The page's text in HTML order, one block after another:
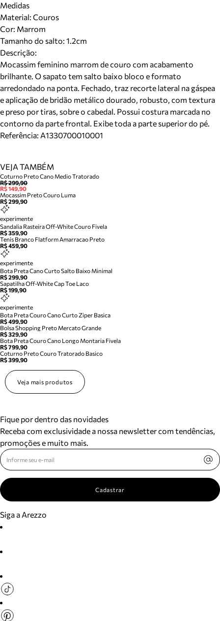
Medidas
Material: Couros
Cor: Marrom
Tamanho do salto: 1.2cm
Descrição:
Mocassim feminino marrom de couro com acabamento
brilhante. O sapato tem salto baixo bloco e formato
arredondado na ponta. Fechado, traz recorte lateral na gáspea
e aplicação de bridão metálico dourado, robusto, com textura
e preso por tiras, sobre o cabedal. Possui costura marcada no
contorno da parte frontal. Exibe toda a parte superior do pé.
Referência: A1330700010001
VEJA TAMBÉM
Coturno Preto Cano Medio Tratorado
R$ 299,90
R$ 149,90
Mocassim Preto Couro Luma
R$ 299,90
experimente
Sandalia Rasteira Off-White Couro Fivela
R$ 359,90
Tenis Branco Flatform Amarracao Preto
R$ 459,90
experimente
Bota Preta Cano Curto Salto Baixo Minimal
R$ 299,90
Sapatilha Off-White Cap Toe Laco
R$ 199,90
experimente
Bota Preta Couro Cano Curto Ziper Basica
R$ 499,90
Bolsa Shopping Preto Mercato Grande
R$ 329,90
Bota Preta Couro Cano Longo Montaria Fivela
R$ 799,90
Coturno Preto Couro Tratorado Basico
R$ 399,90
Veja mais produtos
Fique por dentro das novidades
Receba com exclusividade a nossa newsletter com tendências,
promoções e muito mais.
Cadastrar
Siga a Arezzo